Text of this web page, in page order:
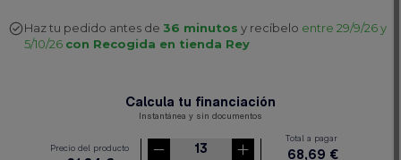
Haz tu pedido antes de 36 minutos y recíbelo entre 29/9/26 y
5/10/26 con Recogida en tienda Rey